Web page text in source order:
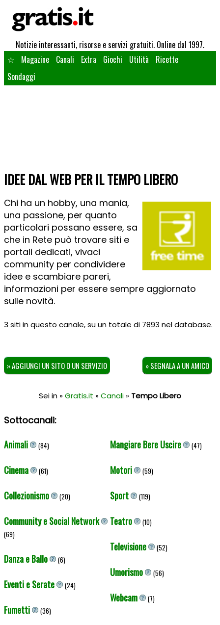
Notizie interessanti, risorse e servizi gratuiti. Online dal 1997.
☆
Magazine Canali Extra Giochi Utilità
Ricette
Sondaggi
IDEE DAL WEB PER IL TEMPO LIBERO
Chi ha un hobby, una mania,
una passione, per quanto
particolari possano essere, sa
che in Rete può trovare siti e
portali dedicati, vivaci
community per condividere
idee e scambiare pareri,
informazioni per essere sempre aggiornato
sulle novità.
3 siti in questo canale, su un totale di 7893 nel database.
» AGGIUNGI UN SITO O UN SERVIZIO » SEGNALA A UN AMICO
Sei in »Gratis.it »Canali» Tempo Libero
Sottocanali:
Animali (84)
Cinema (61)
Collezionismo (20)
Community e Social Network
(69)
Danza e Ballo (6)
Eventi e Serate (24)
Fumetti (36)
Mangiare Bere Uscire (47)
Motori (59)
Sport (119)
Teatro (10)
Televisione (52)
Umorismo (56)
Webcam (7)